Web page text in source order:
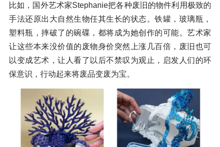
比如，国外艺术家Stephanie把各种废旧的物件利用极致的
手法还原出大自然生物任其生长的状态。铁罐，玻璃瓶，
塑料瓶，摔破了的碗碟，都将成为她创作的可能。艺术家
让这些本来没价值的废物身价突然上涨几百倍，废旧也可
以变成艺术，让人看了以后不禁叹为观止，启发人们的环
保意识，行动起来将废品变废为宝。